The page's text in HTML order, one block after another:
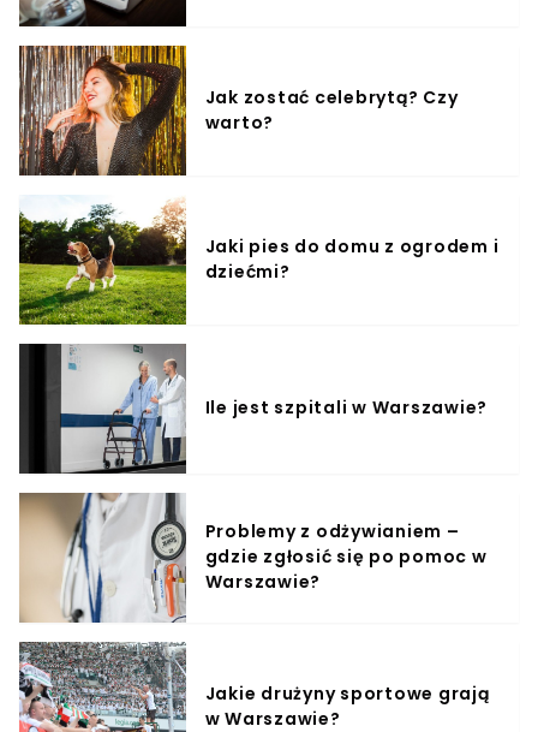
Jak zostać celebrytą? Czy
warto?
Jaki pies do domu z ogrodem i
dziećmi?
Ile jest szpitali w Warszawie?
Problemy z odżywianiem –
gdzie zgłosić się po pomoc w
Warszawie?
Jakie drużyny sportowe grają
w Warszawie?